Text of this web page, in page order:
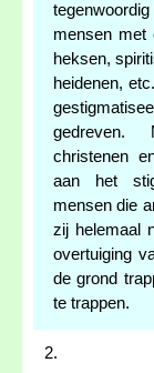
mensen met
heksen,
heidenen,
gedreven.
christenen
aan het
mensen die
zij helemaal
overtuiging
de grond
te trappen.
2.